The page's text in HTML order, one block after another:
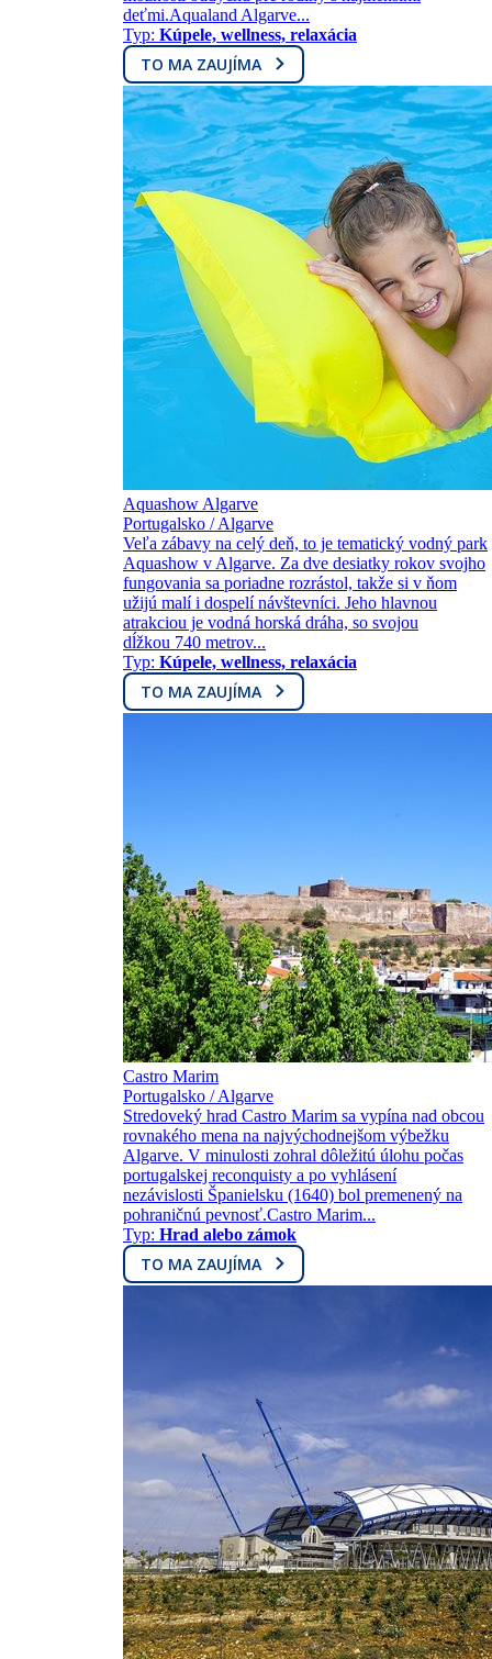
deťmi.Aqualand Algarve...
Typ: Kúpele, wellness, relaxácia
TO MA ZAUJÍMA
Aquashow Algarve
Portugalsko / Algarve
Veľa zábavy na celý deň, to je tematický vodný park
Aquashow v Algarve. Za dve desiatky rokov svojho
fungovania sa poriadne rozrástol, takže si v ňom
užijú malí i dospelí návštevníci. Jeho hlavnou
atrakciou je vodná horská dráha, so svojou
dĺžkou 740 metrov...
Typ: Kúpele, wellness, relaxácia
TO MA ZAUJÍMA
Castro Marim
Portugalsko / Algarve
Stredoveký hrad Castro Marim sa vypína nad obcou
rovnakého mena na najvýchodnejšom výbežku
Algarve. V minulosti zohral dôležitú úlohu počas
portugalskej reconquisty a po vyhlásení
nezávislosti Španielsku (1640) bol premenený na
pohraničnú pevnosť.Castro Marim...
Typ: Hrad alebo zámok
TO MA ZAUJÍMA